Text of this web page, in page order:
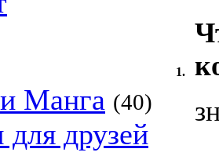
Манга (40)
друзей
1.